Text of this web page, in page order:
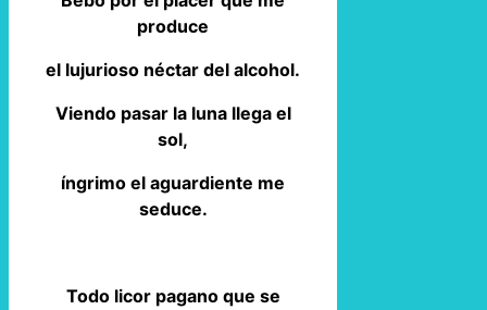
produce
el lujurioso néctar del alcohol.
Viendo pasar la luna llega el
sol,
íngrimo el aguardiente me
seduce.
Todo licor pagano que se